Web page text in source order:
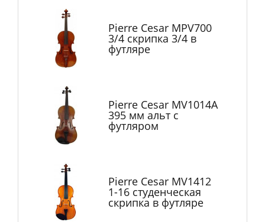
Pierre Cesar MPV700
3/4 скрипка 3/4 в
футляре
Pierre Cesar MV1014A
395 мм альт с
футляром
Pierre Cesar MV1412
1-16 студенческая
скрипка в футляре